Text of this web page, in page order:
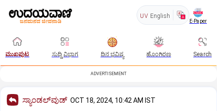
UV English
E-Paper
ಮುಖಪುಟ ಸುದ್ದಿ ವಿಭಾಗ ದಿನ ಭವಿಷ್ಯ ಹೊಂಗಿರಣ Search
ADVERTISEMENT
ಸ್ಯಾಂಡಲ್‌ವುಡ್‌ OCT 18, 2024, 10:42 AM IST